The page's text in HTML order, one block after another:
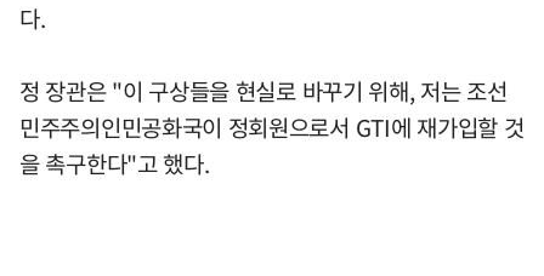
다.
정 장관은 "이 구상들을 현실로 바꾸기 위해, 저는 조선
민주주의인민공화국이 정회원으로서 GTI에 재가입할 것
을 촉구한다"고 했다.